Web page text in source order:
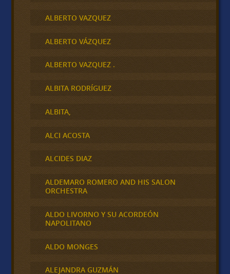
ALBERTO VAZQUEZ
ALBERTO VÁZQUEZ
ALBERTO VAZQUEZ .
ALBITA RODRÍGUEZ
ALBITA,
ALCI ACOSTA
ALCIDES DIAZ
ALDEMARO ROMERO AND HIS SALON
ORCHESTRA
ALDO LIVORNO Y SU ACORDEÓN
NAPOLITANO
ALDO MONGES
ALEJANDRA GUZMÁN